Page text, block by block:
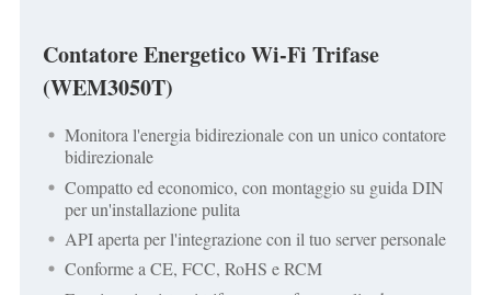
Contatore Energetico Wi-Fi Trifase
(WEM3050T)
Monitora l'energia bidirezionale con un unico contatore
bidirezionale
Compatto ed economico, con montaggio su guida DIN
per un'installazione pulita
API aperta per l'integrazione con il tuo server personale
Conforme a CE, FCC, RoHS e RCM